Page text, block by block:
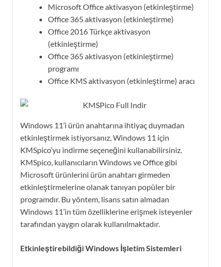
Microsoft Office aktivasyon (etkinleştirme)
Office 365 aktivasyon (etkinleştirme)
Office 2016 Türkçe aktivasyon
(etkinleştirme)
Office 365 aktivasyon (etkinleştirme)
programı
Office KMS aktivasyon (etkinleştirme) aracı
Windows 11’i ürün anahtarına ihtiyaç duymadan
etkinleştirmek istiyorsanız, Windows 11 için
KMSpico’yu indirme seçeneğini kullanabilirsiniz.
KMSpico, kullanıcıların Windows ve Office gibi
Microsoft ürünlerini ürün anahtarı girmeden
etkinleştirmelerine olanak tanıyan popüler bir
programdır. Bu yöntem, lisans satın almadan
Windows 11’in tüm özelliklerine erişmek isteyenler
tarafından yaygın olarak kullanılmaktadır.
Etkinleştirebildiği Windows İşletim Sistemleri